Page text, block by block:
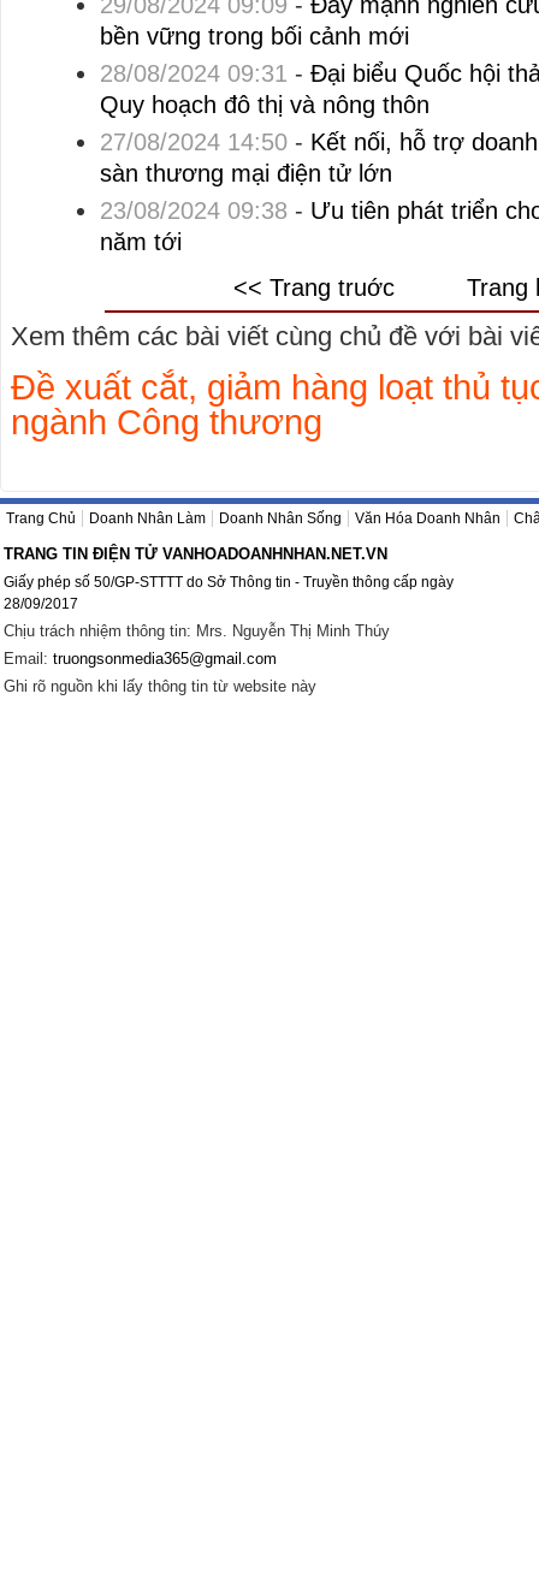
bền vững trong bối cảnh mới
28/08/2024 09:31 - Đại biểu Quốc hội
Quy hoạch đô thị và nông thôn
27/08/2024 14:50- Kết nối, hỗ trợ
sàn thương mại điện tử lớn
23/08/2024 09:38 - Ưu tiên phát triển
năm tới
<< Trang truớc
Trang
Xem thêm các bài viết cùng chủ đề với bài
Đề xuất cắt, giảm hàng loạt thủ
ngành Công thương
Trang Chủ Doanh Nhân Làm Doanh Nhân Sống Văn Hóa Doanh Nhân
TRANG TIN ĐIỆN TỬ VANHOADOANHNHAN.NET.VN
Giấy phép số 50/GP-STTTT do Sở Thông tin - Truyền thông cấp ngày
28/09/2017
Chịu trách nhiệm thông tin: Mrs. Nguyễn Thị Minh Thúy
Email: truongsonmedia365@gmail.com
Ghi rõ nguồn khi lấy thông tin từ website này